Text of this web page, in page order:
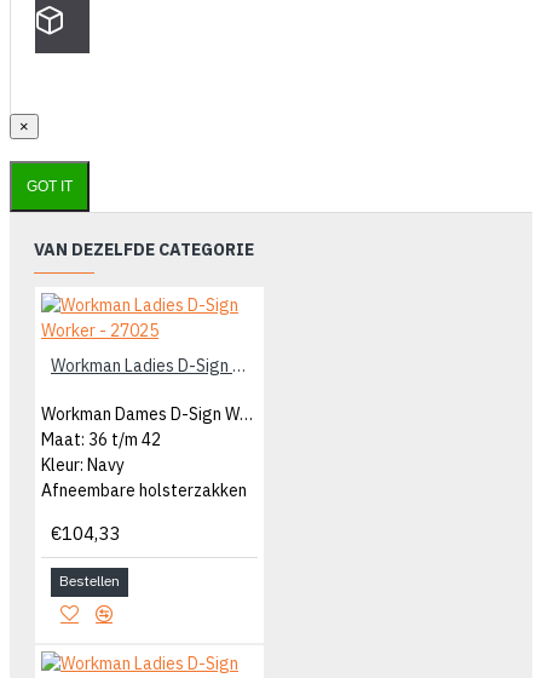
×
GOT IT
VAN DEZELFDE CATEGORIE
Workman Ladies D-Sign Worker - 27025
Workman Dames D-Sign Worker
Maat: 36 t/m 42
Kleur: Navy
Afneembare holsterzakken
€104,33
Bestellen